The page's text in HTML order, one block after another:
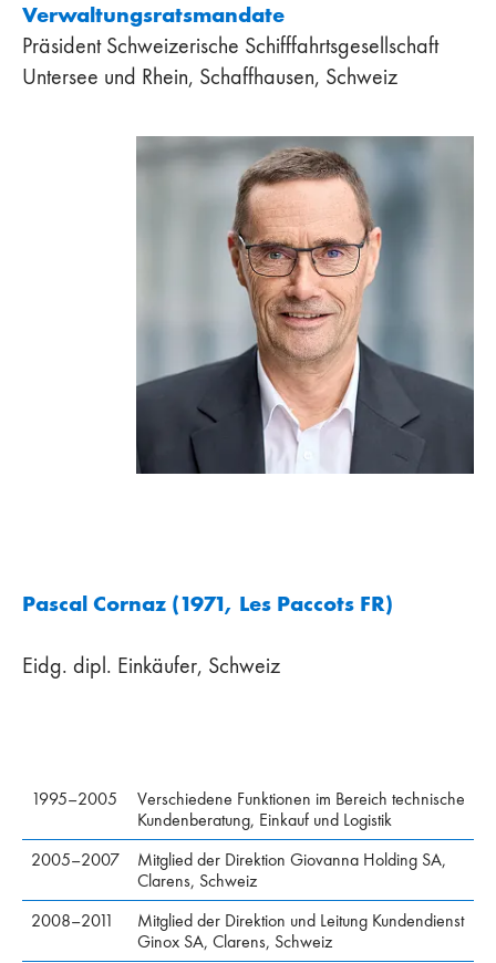
Verwaltungsratsmandate
Präsident Schweizerische Schifffahrtsgesellschaft
Untersee und Rhein, Schaffhausen, Schweiz
Pascal Cornaz (1971, Les Paccots FR)
Eidg. dipl. Einkäufer, Schweiz
1995–2005
Verschiedene Funktionen im Bereich technische
Kundenberatung, Einkauf und Logistik
2005–2007
Mitglied der Direktion Giovanna Holding SA,
Clarens, Schweiz
2008–2011
Mitglied der Direktion und Leitung Kundendienst
Ginox SA, Clarens, Schweiz